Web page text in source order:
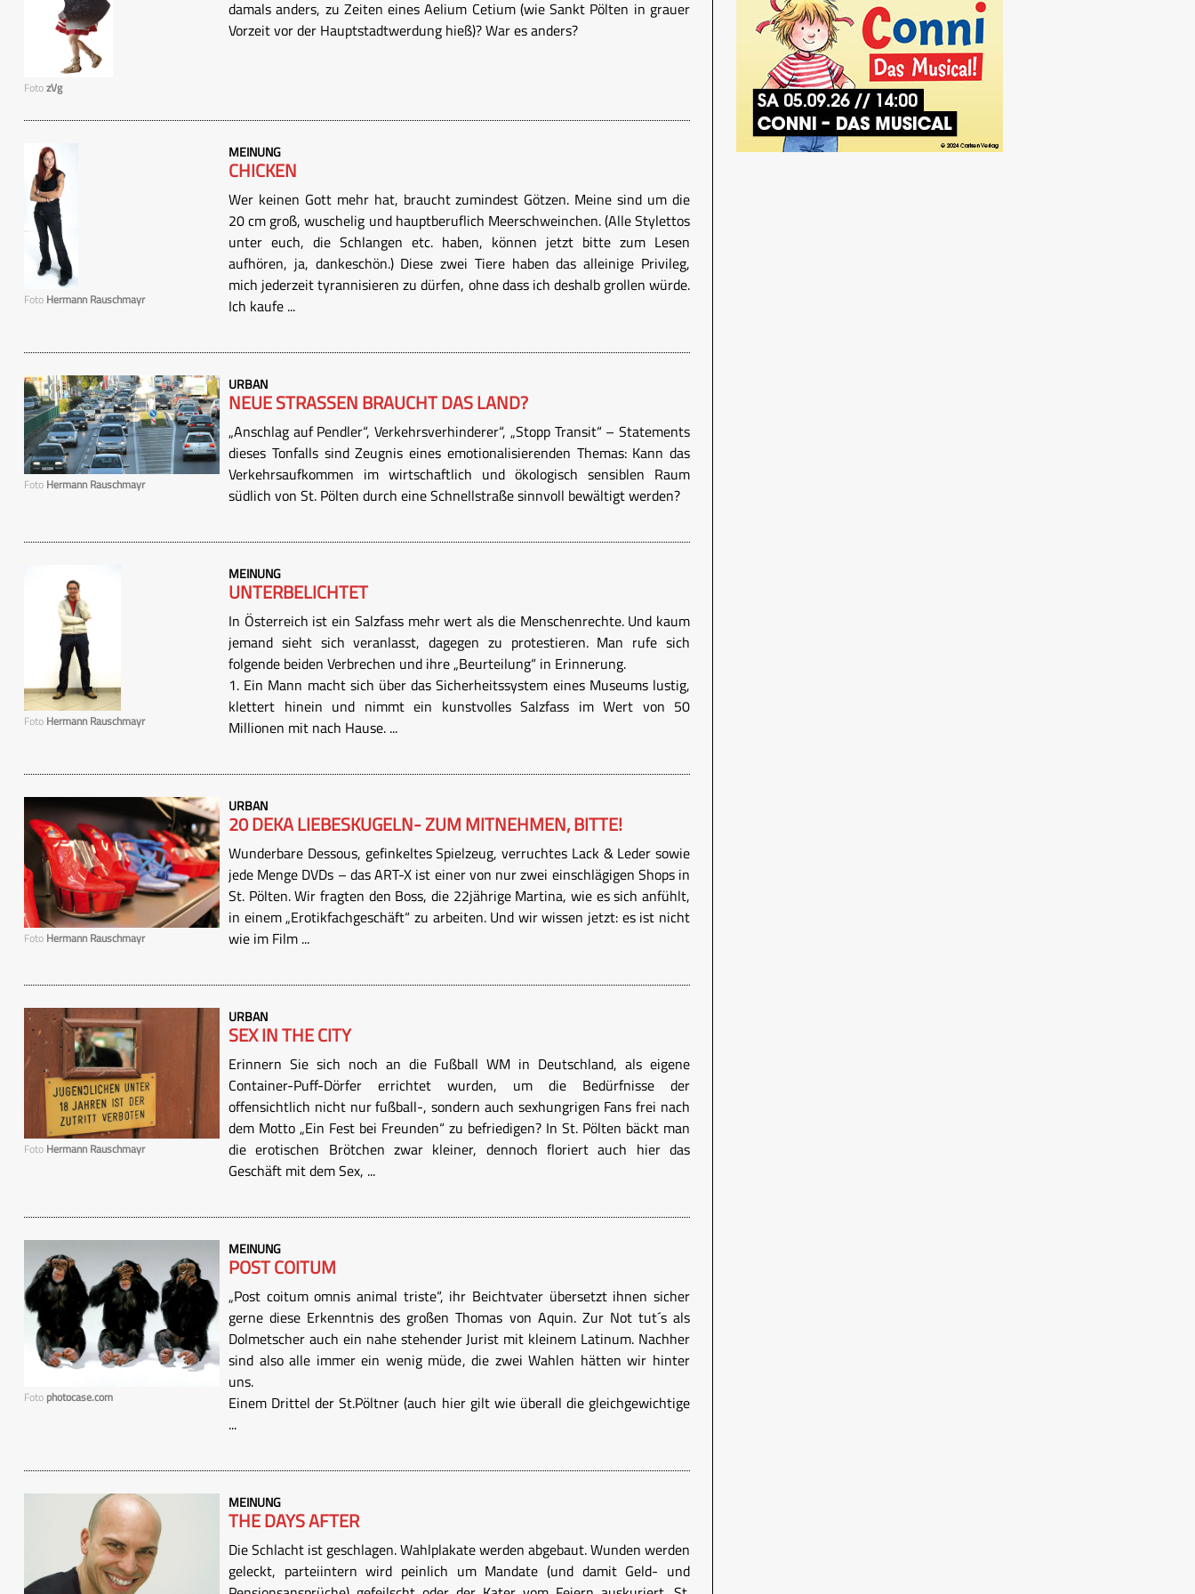
FotozVg
damals anders, zu Zeiten eines Aelium Cetium (wie Sankt Pölten in grauer
Vorzeit vor der Hauptstadtwerdung hieß)? War es anders?
Foto Hermann Rauschmayr
MEINUNG
CHICKEN
Wer keinen Gott mehr hat, braucht zumindest Götzen. Meine sind um die
20 cm groß, wuschelig und hauptberuflich Meerschweinchen. (Alle Stylettos
unter euch, die Schlangen etc. haben, können jetzt bitte zum Lesen
aufhören, ja, dankeschön.) Diese zwei Tiere haben das alleinige Privileg,
mich jederzeit tyrannisieren zu dürfen, ohne dass ich deshalb grollen würde.
Ich kaufe ...
Foto Hermann Rauschmayr
URBAN
NEUE STRASSEN BRAUCHT DAS LAND?
„Anschlag auf Pendler“, Verkehrsverhinderer“, „Stopp Transit“ – Statements
dieses Tonfalls sind Zeugnis eines emotionalisierenden Themas: Kann das
Verkehrsaufkommen im wirtschaftlich und ökologisch sensiblen Raum
südlich von St. Pölten durch eine Schnellstraße sinnvoll bewältigt werden?
Foto Hermann Rauschmayr
MEINUNG
UNTERBELICHTET
In Österreich ist ein Salzfass mehr wert als die Menschenrechte. Und kaum
jemand sieht sich veranlasst, dagegen zu protestieren. Man rufe sich
folgende beiden Verbrechen und ihre „Beurteilung“ in Erinnerung.
1. Ein Mann macht sich über das Sicherheitssystem eines Museums lustig,
klettert hinein und nimmt ein kunstvolles Salzfass im Wert von 50
Millionen mit nach Hause. ...
Foto Hermann Rauschmayr
URBAN
20 DEKA LIEBESKUGELN- ZUM MITNEHMEN, BITTE!
Wunderbare Dessous, gefinkeltes Spielzeug, verruchtes Lack & Leder sowie
jede Menge DVDs – das ART-X ist einer von nur zwei einschlägigen Shops in
St. Pölten. Wir fragten den Boss, die 22jährige Martina, wie es sich anfühlt,
in einem „Erotikfachgeschäft“ zu arbeiten. Und wir wissen jetzt: es ist nicht
wie im Film ...
Foto Hermann Rauschmayr
URBAN
SEX IN THE CITY
Erinnern Sie sich noch an die Fußball WM in Deutschland, als eigene
Container-Puff-Dörfer errichtet wurden, um die Bedürfnisse der
offensichtlich nicht nur fußball-, sondern auch sexhungrigen Fans frei nach
dem Motto „Ein Fest bei Freunden“ zu befriedigen? In St. Pölten bäckt man
die erotischen Brötchen zwar kleiner, dennoch floriert auch hier das
Geschäft mit dem Sex, ...
Foto photocase.com
MEINUNG
POST COITUM
„Post coitum omnis animal triste“, ihr Beichtvater übersetzt ihnen sicher
gerne diese Erkenntnis des großen Thomas von Aquin. Zur Not tut´s als
Dolmetscher auch ein nahe stehender Jurist mit kleinem Latinum. Nachher
sind also alle immer ein wenig müde, die zwei Wahlen hätten wir hinter
uns.
Einem Drittel der St.Pöltner (auch hier gilt wie überall die gleichgewichtige
...
MEINUNG
THE DAYS AFTER
Die Schlacht ist geschlagen. Wahlplakate werden abgebaut. Wunden werden
geleckt, parteiintern wird peinlich um Mandate (und damit Geld- und